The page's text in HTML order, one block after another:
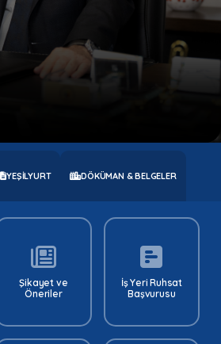
YEŞILYURT DÖKÜMAN & BELGELER
Şikayet ve
Öneriler
İş Yeri Ruhsat
Başvurusu